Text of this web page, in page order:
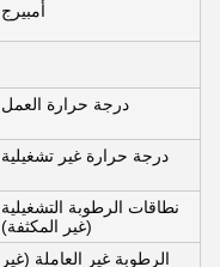
أمبيرج
درجة حرارة العمل
درجة حرارة غير تشغيلية
نطاقات الرطوبة التشغيلية
(غير المكثفة)
الرطوبة غير العاملة (غير